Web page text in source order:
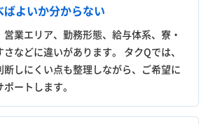
ばよいか分からない
業エリア、勤務形態、給与体系、寮・
などに違いがあります。 タクQでは、
しにくい点も整理しながら、ご希望に
ートします。